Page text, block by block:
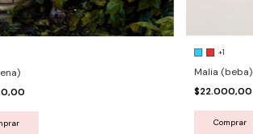
+1
Malia (beba)
$22.000,00
Comprar